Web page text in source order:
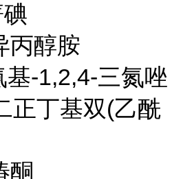
丙醇胺
-1,2,4-三氮唑
正丁基双(乙酰
酮